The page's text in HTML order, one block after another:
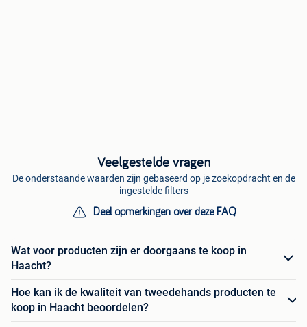
Veelgestelde vragen
De onderstaande waarden zijn gebaseerd op je zoekopdracht en de
ingestelde filters
Deel opmerkingen over deze FAQ
Wat voor producten zijn er doorgaans te koop in
Haacht?
Hoe kan ik de kwaliteit van tweedehands producten te
koop in Haacht beoordelen?